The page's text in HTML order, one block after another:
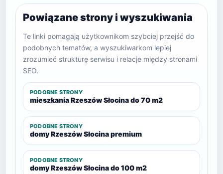
Powiązane strony i wyszukiwania
Te linki pomagają użytkownikom szybciej przejść do
podobnych tematów, a wyszukiwarkom lepiej
zrozumieć strukturę serwisu i relacje między stronami
SEO.
PODOBNE STRONY
mieszkania Rzeszów Słocina do 70 m2
PODOBNE STRONY
domy Rzeszów Słocina premium
PODOBNE STRONY
domy Rzeszów Słocina do 100 m2